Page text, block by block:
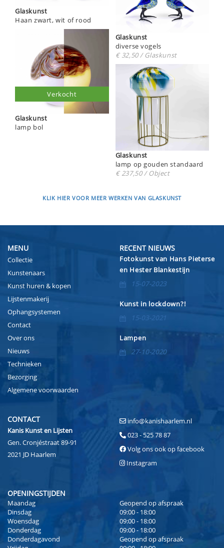
Glaskunst
Haan zwart, wit of rood
Glaskunst
lamp bol
Verkocht
Glaskunst
diverse vogels
€ 32,50 / Glaskunst
Glaskunst
lamp op gouden standaard
€ 237,50 / Object
KLIK HIER VOOR MEER WERKEN VAN GLASKUNST
MENU
Collectie
Kunstenaars
Kunst huren & kopen
Lijstenmakerij
Ophangsystemen
Contact
Over ons
Nieuws
Technieken
Bezorging
Algemene voorwaarden
RECENT NIEUWS
Fotokunst van Hans Pieterse
en Hester Blankestijn
15-07-2023
Kunst in lockdown?!
15-03-2021
Lampen
27-10-2020
CONTACT
Kanis Kunst en Lijsten
Gen. Cronjéstraat 89-91
2021 JD Haarlem
info@kanishaarlem.nl
023 - 525 78 87
Volg ons ook op facebook
Instagram
OPENINGSTIJDEN
Maandag
Geopend op afspraak
Dinsdag
09:00 - 18:00
Woensdag
09:00 - 18:00
Donderdag
09:00 - 18:00
Donderdagavond
Geopend op afspraak